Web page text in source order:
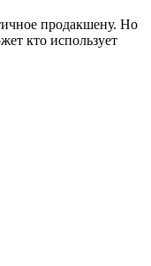
продакшену. Но
кто использует